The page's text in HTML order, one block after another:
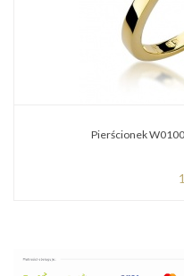
Pierścionek